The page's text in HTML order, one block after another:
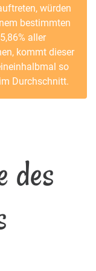
würden
bestimmten
aller
kommt dieser
so
Durchschnitt.
des